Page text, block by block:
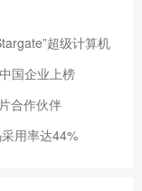
超级计算机
国企业上榜
合作伙伴
用率达44%